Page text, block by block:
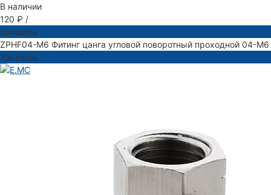
В наличии
120 ₽ /
Заказать
ZPHF04-M6 Фитинг цанга угловой поворотный проходной 04-M6
Заказать